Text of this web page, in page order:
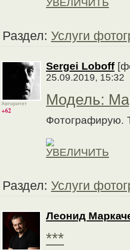
Раздел: Услуги
Авторитет
+62
Sergei Loboff
25.09.2019, 15:32
Модель:
Фотографирую.
Раздел: Услуги
Леонид
***